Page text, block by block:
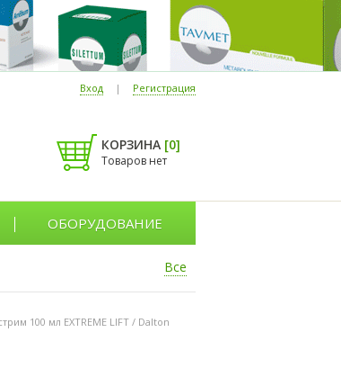
Вход | Регистрация
КОРЗИНА [0]
Товаров нет
ОБОРУДОВАНИЕ
Все
100 мл EXTREME LIFT / Dalton